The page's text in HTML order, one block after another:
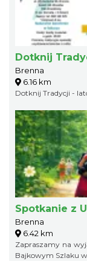
Dotknij
Brenna
6.16 km
Dotknij Tradycji -
Spotkanie z
Brenna
6.42 km
Zapraszamy na
Bajkowym Szlaku